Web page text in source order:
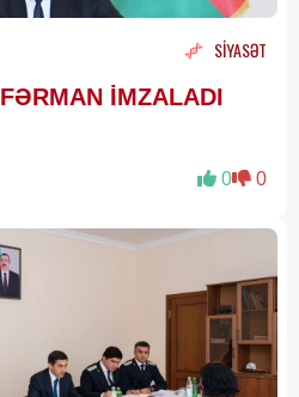
SİYASƏT
FƏRMAN İMZALADI
0 0